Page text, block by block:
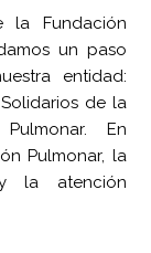
la Fundación
un paso
entidad:
de la
En
Pulmonar, la
y la atención